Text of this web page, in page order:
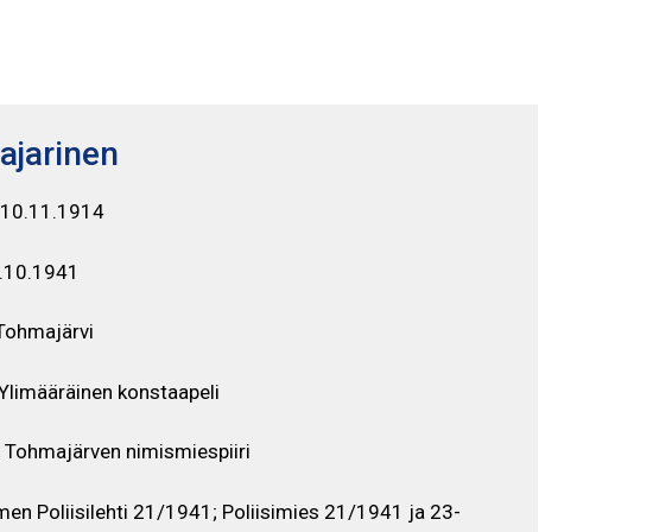
konstaapeli
Tohmajärven nimismiespiiri
Poliisilehti 21/1941; Poliisimies 21/1941 ja 23-